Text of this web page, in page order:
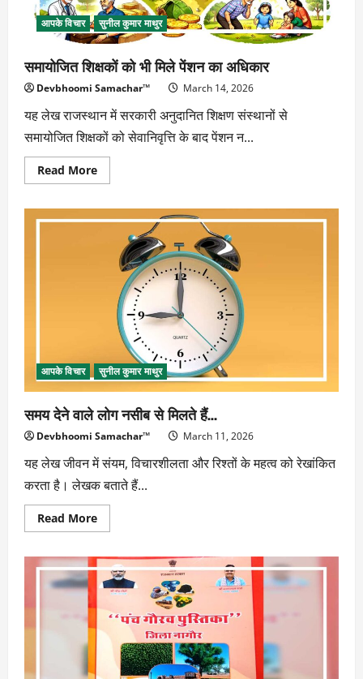
आपके विचार सुनील कुमार माथुर
समायोजित शिक्षकों को भी मिले पेंशन का अधिकार
Devbhoomi Samachar™ March 14, 2026
यह लेख राजस्थान में सरकारी अनुदानित शिक्षण संस्थानों से
समायोजित शिक्षकों को सेवानिवृत्ति के बाद पेंशन न...
Read MoreRead
more
को
अधिकार
आपके विचार सुनील कुमार माथुर
समय देने वाले लोग नसीब से मिलते हैं…
Devbhoomi Samachar™ March 11, 2026
यह लेख जीवन में संयम, विचारशीलता और रिश्तों के महत्व को रेखांकित
करता है। लेखक बताते हैं...
Read MoreRead
more
देने
वाले
लोग
नसीब
से
मिलते
हैं…